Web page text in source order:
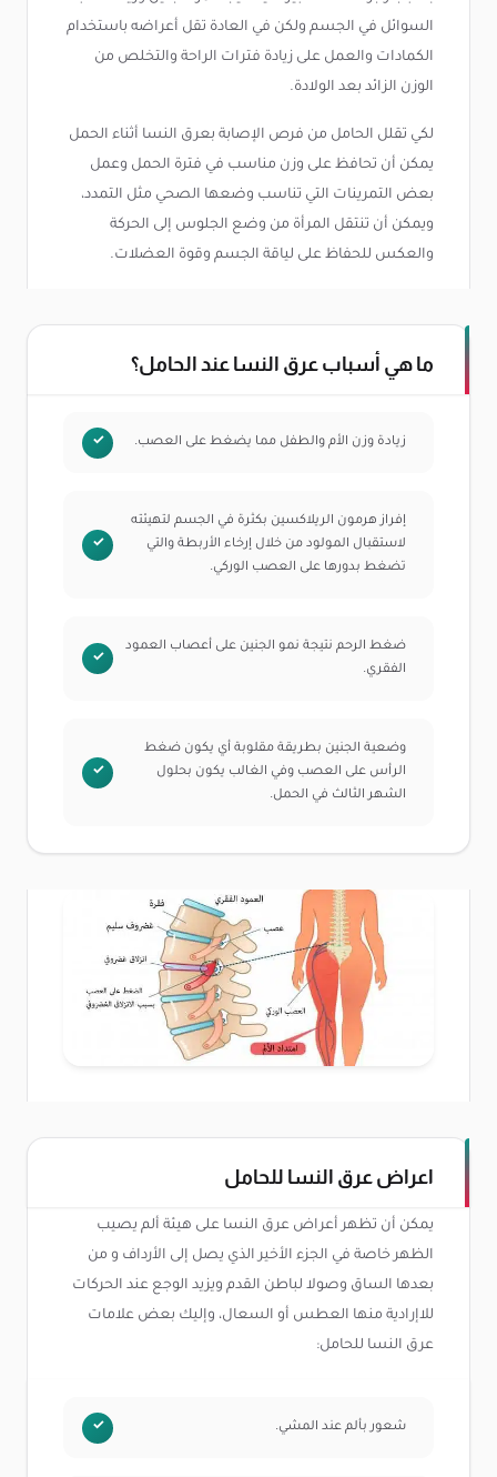
السوائل في الجسم ولكن في العادة تقل أعراضه باستخدام
الكمادات والعمل على زيادة فترات الراحة والتخلص من
الوزن الزائد بعد الولادة.
لكي تقلل الحامل من فرص الإصابة بعرق النسا أثناء الحمل
يمكن أن تحافظ على وزن مناسب في فترة الحمل وعمل
بعض التمرينات التي تناسب وضعها الصحي مثل التمدد،
ويمكن أن تنتقل المرأة من وضع الجلوس إلى الحركة
والعكس للحفاظ على لياقة الجسم وقوة العضلات.
ما هي أسباب عرق النسا عند الحامل؟
زيادة وزن الأم والطفل مما يضغط على العصب.
إفراز هرمون الريلاكسين بكثرة في الجسم لتهيئته
لاستقبال المولود من خلال إرخاء الأربطة والتي
تضغط بدورها على العصب الوركي.
ضغط الرحم نتيجة نمو الجنين على أعصاب العمود
الفقري.
وضعية الجنين بطريقة مقلوبة أي يكون ضغط
الرأس على العصب وفي الغالب يكون بحلول
الشهر الثالث في الحمل.
اعراض عرق النسا للحامل
يمكن أن تظهر أعراض عرق النسا على هيئة ألم يصيب
الظهر خاصة في الجزء الأخير الذي يصل إلى الأرداف و من
بعدها الساق وصولا لباطن القدم ويزيد الوجع عند الحركات
للاإرادية منها العطس أو السعال، وإليك بعض علامات
عرق النسا للحامل:
شعور بألم عند المشي.